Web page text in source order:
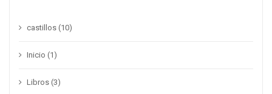
castillos (10)
Inicio (1)
Libros (3)